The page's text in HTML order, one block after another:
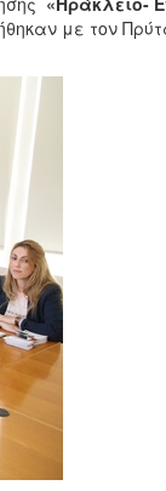
με τον